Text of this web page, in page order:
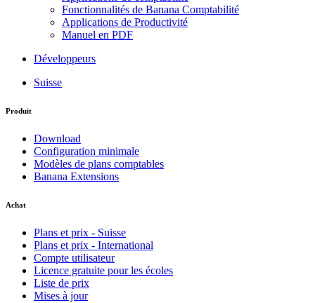
Fonctionnalités de Banana Comptabilité
Applications de Productivité
Manuel en PDF
Développeurs
Suisse
Produit
Download
Configuration minimale
Modèles de plans comptables
Banana Extensions
Achat
Plans et prix - Suisse
Plans et prix - International
Compte utilisateur
Licence gratuite pour les écoles
Liste de prix
Mises à jour